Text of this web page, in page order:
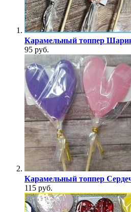
Карамельный топпер
95 руб.
Карамельный топпер
115 руб.